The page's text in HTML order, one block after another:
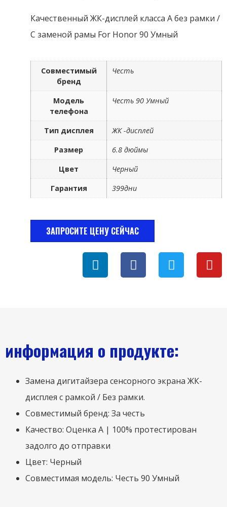
Качественный ЖК-дисплей класса А без рамки /
С заменой рамы For Honor 90 Умный
Совместимый
бренд
Честь
Модель
телефона
Честь 90 Умный
Тип дисплея
ЖК -дисплей
Размер
6.8 дюймы
Цвет
Черный
Гарантия
399дни
ЗАПРОСИТЕ ЦЕНУ СЕЙЧАС
информация о продукте:
Замена дигитайзера сенсорного экрана ЖК-
дисплея с рамкой / Без рамки.
Совместимый бренд: За честь
Качество: Оценка А | 100% протестирован
задолго до отправки
Цвет: Черный
Совместимая модель: Честь 90 Умный